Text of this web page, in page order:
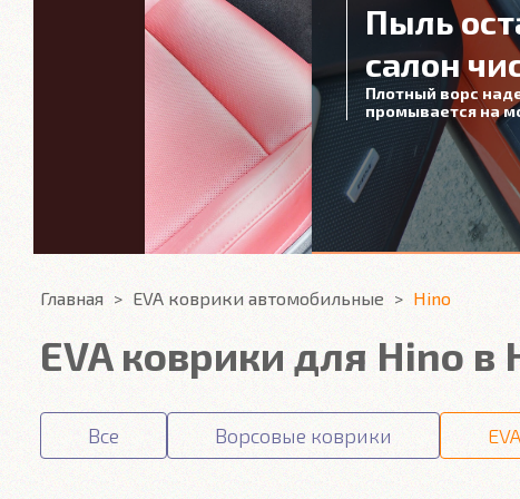
Пыль
салон
Плотный ворс
промывается на
Главная EVA коврики автомобильные Hino
EVA коврики для Hino
Все Ворсовые коврики